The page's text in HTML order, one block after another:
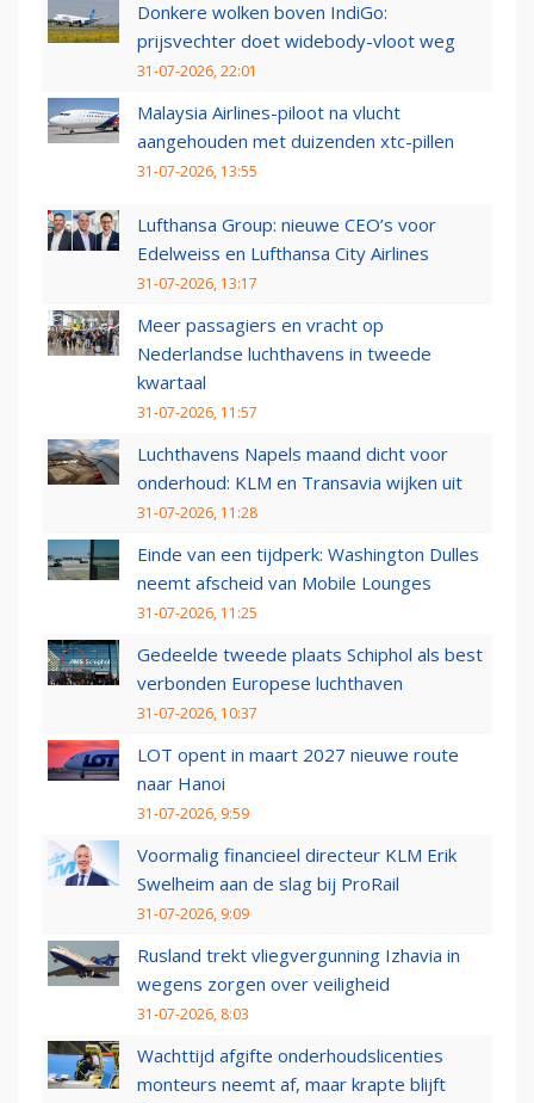
Donkere wolken boven IndiGo:
prijsvechter doet widebody-vloot weg
31-07-2026, 22:01
Malaysia Airlines-piloot na vlucht
aangehouden met duizenden xtc-pillen
31-07-2026, 13:55
Lufthansa Group: nieuwe CEO’s voor
Edelweiss en Lufthansa City Airlines
31-07-2026, 13:17
Meer passagiers en vracht op
Nederlandse luchthavens in tweede
kwartaal
31-07-2026, 11:57
Luchthavens Napels maand dicht voor
onderhoud: KLM en Transavia wijken uit
31-07-2026, 11:28
Einde van een tijdperk: Washington Dulles
neemt afscheid van Mobile Lounges
31-07-2026, 11:25
Gedeelde tweede plaats Schiphol als best
verbonden Europese luchthaven
31-07-2026, 10:37
LOT opent in maart 2027 nieuwe route
naar Hanoi
31-07-2026, 9:59
Voormalig financieel directeur KLM Erik
Swelheim aan de slag bij ProRail
31-07-2026, 9:09
Rusland trekt vliegvergunning Izhavia in
wegens zorgen over veiligheid
31-07-2026, 8:03
Wachttijd afgifte onderhoudslicenties
monteurs neemt af, maar krapte blijft